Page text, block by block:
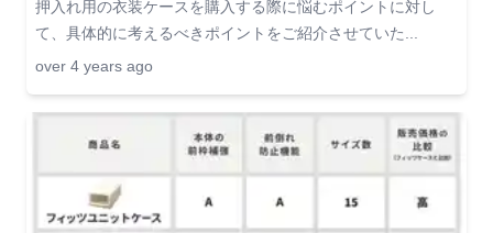
押入れ用の衣装ケースを購入する際に悩むポイントに対し
て、具体的に考えるべきポイントをご紹介させていた...
over 4 years ago